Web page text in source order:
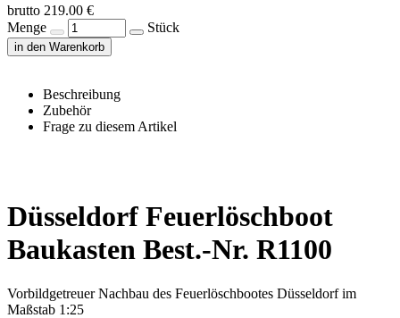
brutto 219.00 €
Menge
Stück
in den Warenkorb
Beschreibung
Zubehör
Frage zu diesem Artikel
Düsseldorf Feuerlöschboot
Baukasten Best.-Nr. R1100
Vorbildgetreuer Nachbau des Feuerlöschbootes Düsseldorf im
Maßstab 1:25